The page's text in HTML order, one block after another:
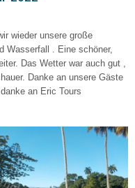
wieder unsere große
Wasserfall . Eine schöner,
Das Wetter war auch gut ,
Danke an unsere Gäste
an Eric Tours